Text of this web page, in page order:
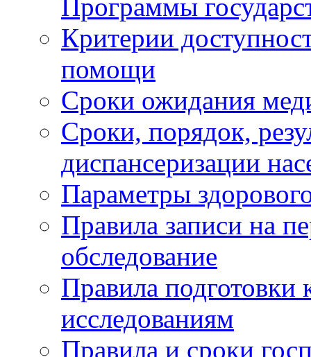
Программы
Критерии
помощи
Сроки ожидания
Сроки, порядок,
диспансеризации
Параметры
Правила записи на
обследование
Правила подготовки
исследованиям
Правила и сроки